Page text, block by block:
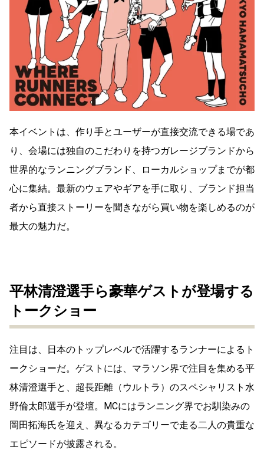
本イベントは、作り手とユーザーが直接交流できる場であ
り、会場には独自のこだわりを持つガレージブランドから
世界的なランニングブランド、ローカルショップまでが都
心に集結。最新のウェアやギアを手に取り、ブランド担当
者から直接ストーリーを聞きながら買い物を楽しめるのが
最大の魅力だ。
平林清澄選手ら豪華ゲストが登場する
トークショー
注目は、日本のトップレベルで活躍するランナーによるト
ークショーだ。ゲストには、マラソン界で注目を集める平
林清澄選手と、超長距離（ウルトラ）のスペシャリスト 水
野倫太郎選手が登壇。MCにはランニング界でお馴染みの
岡田拓海氏を迎え、異なるカテゴリーで走る二人の貴重な
エピソードが披露される。